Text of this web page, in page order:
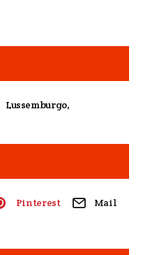
Lussemburgo,
Pinterest Mail